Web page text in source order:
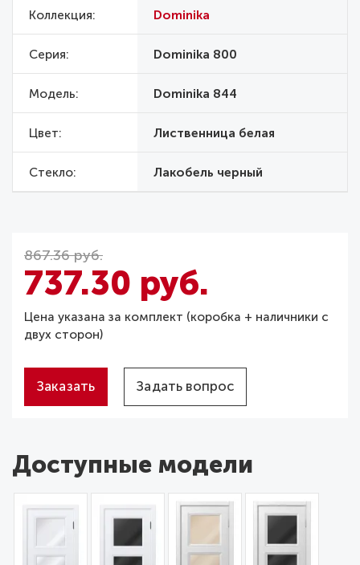
Коллекция Dominika
Серия Dominika 800
Модель Dominika 844
Цвет Лиственница белая
Стекло Лакобель черный
867.36 руб.
737.30 руб.
Цена указана за комплект (коробка + наличники с
двух сторон)
Заказать Задать вопрос
Доступные модели